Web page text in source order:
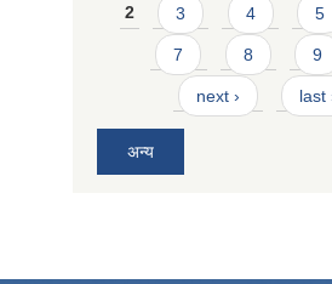
2 3 4 5
7 8 9
next › last
अन्य